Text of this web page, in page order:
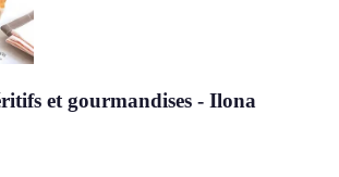
et gourmandises - Ilona